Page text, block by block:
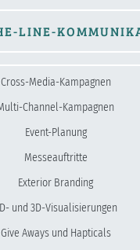
LINE-
Cross-Media-Kampagnen
Channel-Kampagnen
Event-Planung
Messeauftritte
Exterior Branding
und 3D-Visualisierungen
Give Aways und Hapticals